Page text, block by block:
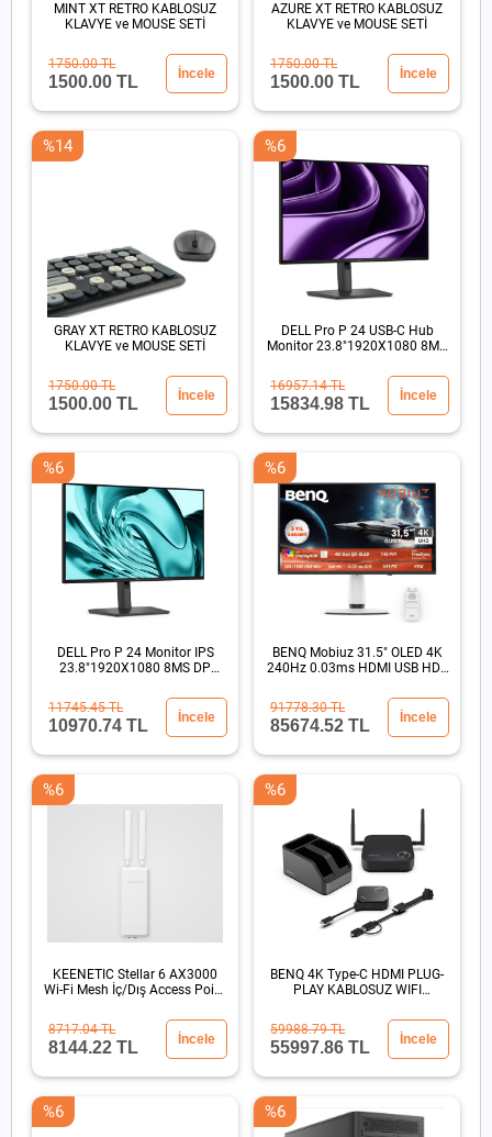
MINT XT RETRO KABLOSUZ
KLAVYE ve MOUSE SETİ
1750.00 TL
1500.00 TL İncele
AZURE XT RETRO KABLOSUZ
KLAVYE ve MOUSE SETİ
1750.00 TL
1500.00 TL İncele
GRAY XT RETRO KABLOSUZ
KLAVYE ve MOUSE SETİ
%14
1750.00 TL
1500.00 TL İncele
DELL Pro P 24 USB-C Hub
Monitor 23.8"1920X1080 8MS
%6
16957.14 TL
15834.98 TL İncele
DELL Pro P 24 Monitor IPS
23.8"1920X1080 8MS DP
%6
11745.45 TL
10970.74 TL İncele
BENQ Mobiuz 31.5" OLED 4K
240Hz 0.03ms HDMI USB HDR
%6
91778.30 TL
85674.52 TL İncele
KEENETIC Stellar 6 AX3000
Wi-Fi Mesh İç/Dış Access Point
%6
8717.04 TL
8144.22 TL İncele
BENQ 4K Type-C HDMI PLUG-
PLAY KABLOSUZ WIFI
CIHAZI
%6
59988.79 TL
55997.86 TL İncele
%6 %6